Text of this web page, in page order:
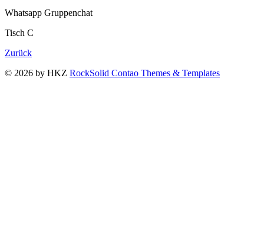
Whatsapp Gruppenchat
Tisch C
Zurück
© 2026 by HKZ RockSolid Contao Themes & Templates